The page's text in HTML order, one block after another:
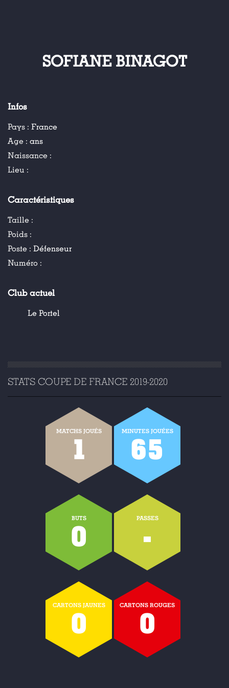
SOFIANE BINAGOT
Infos
Pays : France
Age : ans
Naissance :
Lieu :
Caractéristiques
Taille :
Poids :
Poste : Défenseur
Numéro :
Club actuel
Le Portel
STATS COUPE DE FRANCE 2019-2020
MATCHS JOUÉS
1
MINUTES JOUÉES
65
BUTS
0
PASSES
-
CARTONS JAUNES
0
CARTONS ROUGES
0